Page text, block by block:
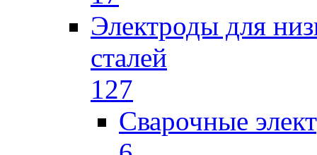
Электроды для
сталей
127
Сварочные